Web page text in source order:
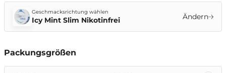
Geschmacksrichtung wählen
Icy Mint Slim Nikotinfrei Ändern
Packungsgrößen